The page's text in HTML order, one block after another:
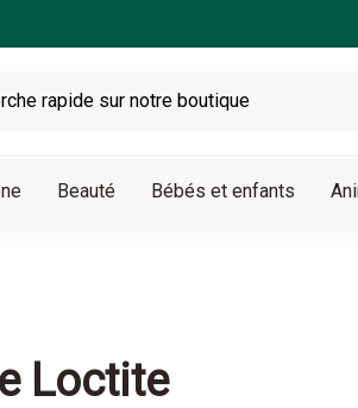
Beauté Bébés et enfants
Loctite